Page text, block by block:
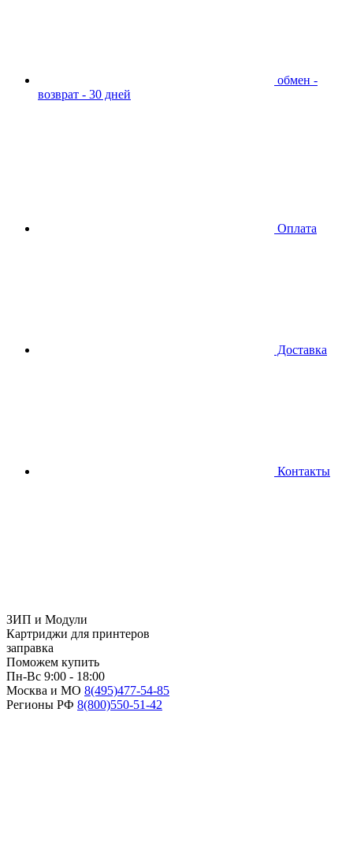
обмен -
возврат - 30 дней
Оплата
Доставка
Контакты
ЗИП и Модули
Картриджи для принтеров
заправка
Поможем купить
Пн-Вс 9:00 - 18:00
Москва и МО 8(495)477-54-85
Регионы РФ 8(800)550-51-42